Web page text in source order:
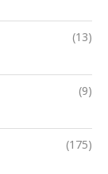
(13)
(9)
(175)